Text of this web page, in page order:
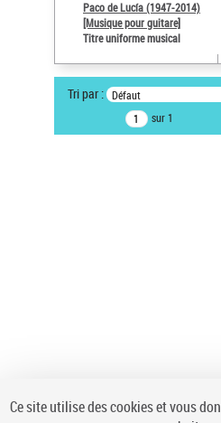
Type de notice d'autorité
ne s'applique pas
Sauvegarder votre recherche
Paco de Lucía (1947-2014)
[Musique pour guitare]
Titre uniforme musical
Tri par : Défaut
sur 1
Ce site utilise des cookies et vous